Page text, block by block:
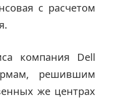
с расчетом
компания Dell
решившим
же центрах